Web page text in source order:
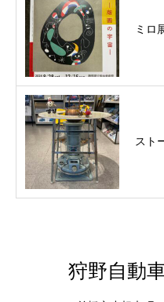
ミロ
スト
狩野自動